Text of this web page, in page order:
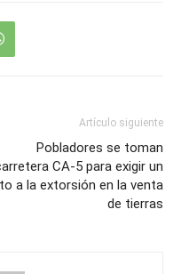
Artículo siguiente
Pobladores se toman
CA-5 para exigir un
a la extorsión en la venta
de tierras